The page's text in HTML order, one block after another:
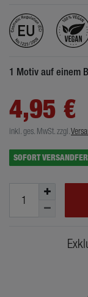
1 Motiv auf einem
4,95 €
inkl. ges. MwSt.zzgl.
SOFORT